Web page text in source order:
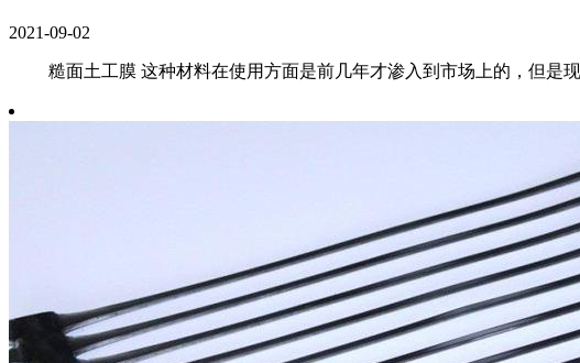
2021-09-02
糙面土工膜 这种材料在使用方面是前几年才渗入到市场上的，但是